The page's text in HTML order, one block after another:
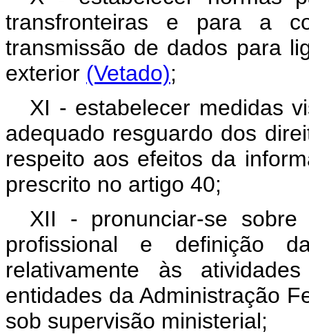
transfronteiras e para a
transmissão de dados para
exterior (Vetado);
XI - estabelecer medidas
adequado resguardo dos
respeito aos efeitos da
prescrito no artigo 40;
XII - pronunciar-se
profissional e definição
relativamente às
entidades da Administração
sob supervisão ministerial;